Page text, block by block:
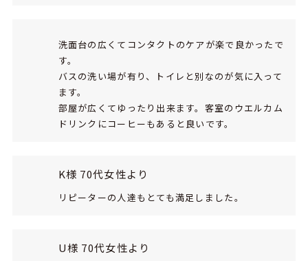
洗面台の広くてコンタクトのケアが楽で良かったで
す。
バスの洗い場が有り、トイレと別なのが気に入って
ます。
部屋が広くてゆったり出来ます。客室のウエルカム
ドリンクにコーヒーもあると良いです。
K様 70代女性より
リピーターの人達もとても満足しました。
U様 70代女性より